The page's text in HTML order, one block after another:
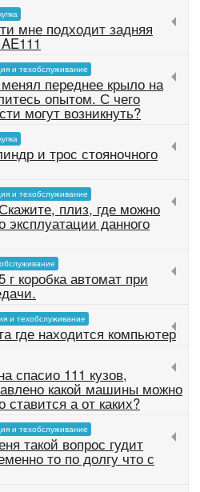
мне подходит задняя
и техобслуживание
переднее крыло на
опытом. С чего
могут возникнуть?
и трос стояночного
и техобслуживание
плиз, где можно
эксплуатации данного
г коробка автомат при
и техобслуживание
где находится компьютер
спасио 111 кузов,
какой машины можно
а от каких?
и техобслуживание
такой вопрос гудит
то по долгу что с